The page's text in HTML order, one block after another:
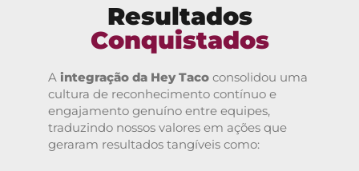
Resultados
Conquistados
A integração da Hey Taco consolidou uma
cultura de reconhecimento contínuo e
engajamento genuíno entre equipes,
traduzindo nossos valores em ações que
geraram resultados tangíveis como: